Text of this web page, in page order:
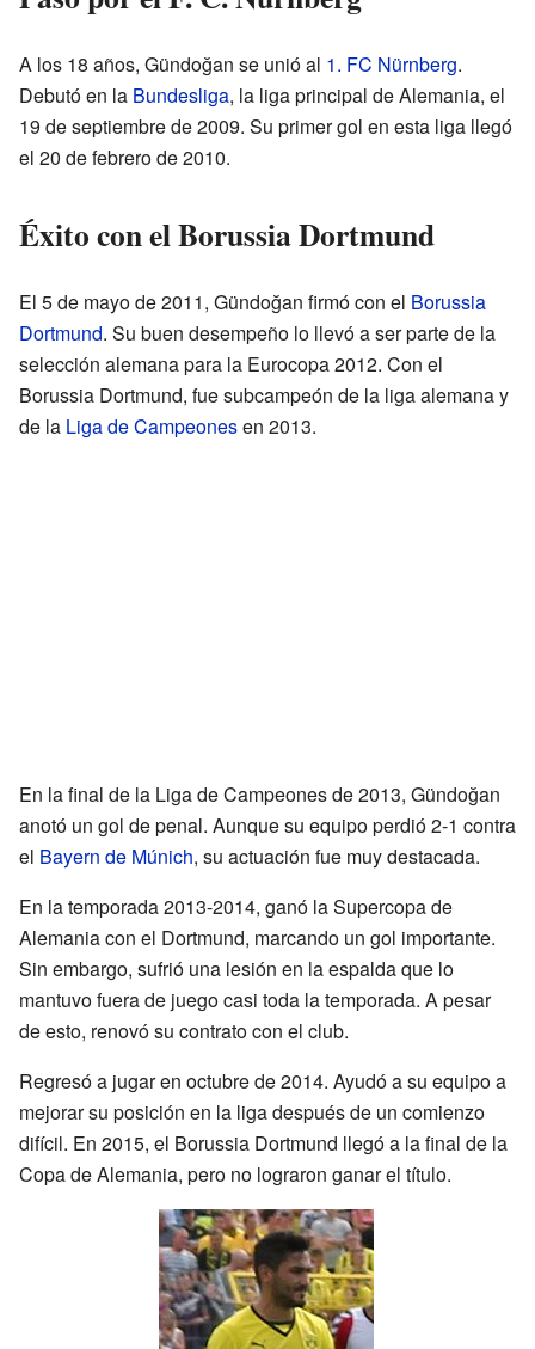
A los 18 años, Gündoğan se unió al 1. FC Nürnberg.
Debutó en la Bundesliga, la liga principal de Alemania, el
19 de septiembre de 2009. Su primer gol en esta liga llegó
el 20 de febrero de 2010.
Éxito con el Borussia Dortmund
El 5 de mayo de 2011, Gündoğan firmó con el Borussia
Dortmund. Su buen desempeño lo llevó a ser parte de la
selección alemana para la Eurocopa 2012. Con el
Borussia Dortmund, fue subcampeón de la liga alemana y
de la Liga de Campeonesen 2013.
En la final de la Liga de Campeones de 2013, Gündoğan
anotó un gol de penal. Aunque su equipo perdió 2-1 contra
el Bayern de Múnich, su actuación fue muy destacada.
En la temporada 2013-2014, ganó la Supercopa de
Alemania con el Dortmund, marcando un gol importante.
Sin embargo, sufrió una lesión en la espalda que lo
mantuvo fuera de juego casi toda la temporada. A pesar
de esto, renovó su contrato con el club.
Regresó a jugar en octubre de 2014. Ayudó a su equipo a
mejorar su posición en la liga después de un comienzo
difícil. En 2015, el Borussia Dortmund llegó a la final de la
Copa de Alemania, pero no lograron ganar el título.